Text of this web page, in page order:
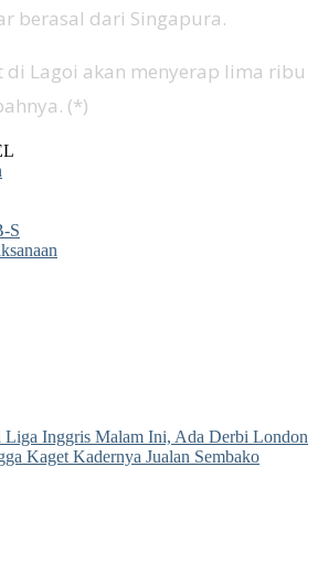
berasal dari Singapura.
di Lagoi akan menyerap lima ribu
(*)
S
Liga Inggris Malam Ini, Ada Derbi London
Kaget Kadernya Jualan Sembako